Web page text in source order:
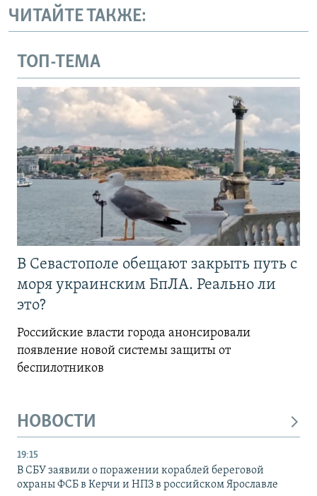
ЧИТАЙТЕ ТАКЖЕ:
ТОП-ТЕМА
В Севастополе обещают закрыть путь с
моря украинским БпЛА. Реально ли
это?
Российские власти города анонсировали
появление новой системы защиты от
беспилотников
НОВОСТИ
19:15
В СБУ заявили о поражении кораблей береговой
охраны ФСБ в Керчи и НПЗ в российском Ярославле